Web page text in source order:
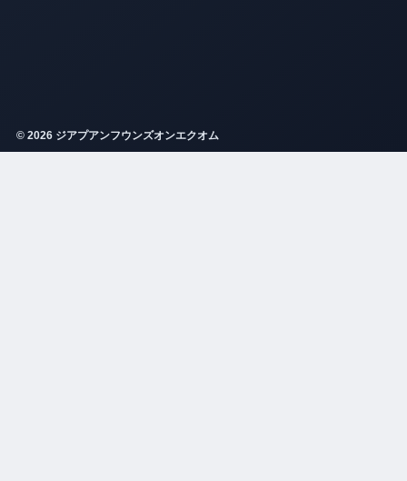
© 2026 ジアプアンフウンズオンエクオム